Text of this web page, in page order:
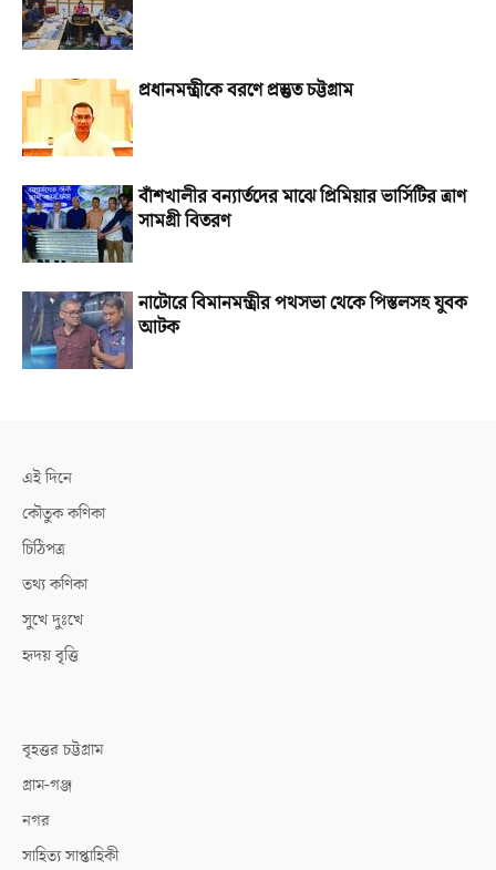
প্রধানমন্ত্রীকে বরণে প্রস্তুত চট্টগ্রাম
বাঁশখালীর বন্যার্তদের মাঝে প্রিমিয়ার ভার্সিটির ত্রাণ
সামগ্রী বিতরণ
নাটোরে বিমানমন্ত্রীর পথসভা থেকে পিস্তলসহ যুবক
আটক
এই দিনে
কৌতুক কণিকা
চিঠিপত্র
তথ্য কণিকা
সুখে দুঃখে
হৃদয় বৃত্তি
বৃহত্তর চট্টগ্রাম
গ্রাম-গঞ্জ
নগর
সাহিত্য সাপ্তাহিকী